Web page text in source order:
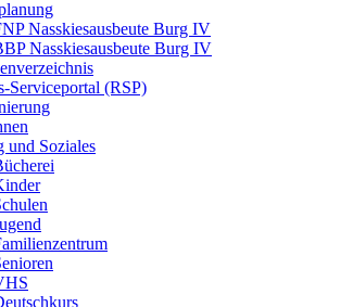
Nasskiesausbeute Burg IV
Nasskiesausbeute Burg IV
Serviceportal (RSP)
und Soziales